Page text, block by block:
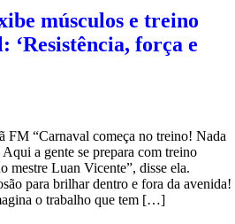
músculos e treino
‘Resistência, força e
FM “Carnaval começa no treino! Nada
a gente se prepara com treino
mestre Luan Vicente”, disse ela.
para brilhar dentro e fora da avenida!
o trabalho que tem […]